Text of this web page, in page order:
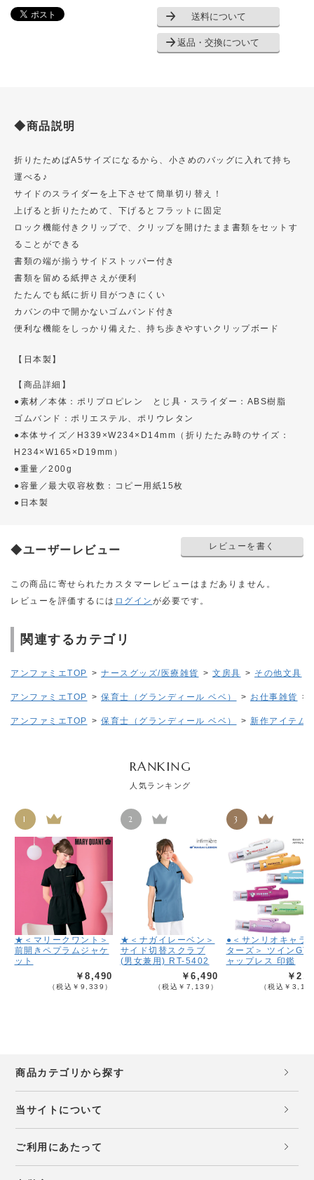
送料について
返品・交換について
◆商品説明
折りたためばA5サイズになるから、小さめのバッグに入れて持ち
運べる♪
サイドのスライダーを上下させて簡単切り替え！
上げると折りたためて、下げるとフラットに固定
ロック機能付きクリップで、クリップを開けたまま書類をセットす
ることができる
書類の端が揃うサイドストッパー付き
書類を留める紙押さえが便利
たたんでも紙に折り目がつきにくい
カバンの中で開かないゴムバンド付き
便利な機能をしっかり備えた、持ち歩きやすいクリップボード
【日本製】
【商品詳細】
●素材／本体：ポリプロピレン とじ具・スライダー：ABS樹脂
ゴムバンド：ポリエステル、ポリウレタン
●本体サイズ／H339×W234×D14mm（折りたたみ時のサイズ：
H234×W165×D19mm）
●重量／200g
●容量／最大収容枚数：コピー用紙15枚
●日本製
◆ユーザーレビュー レビューを書く
この商品に寄せられたカスタマーレビューはまだありません。
レビューを評価するには ログイン が必要です。
関連するカテゴリ
アンファミエTOP > ナースグッズ/医療雑貨 > 文房具 > その他文具
アンファミエTOP > 保育士（グランディール ベベ） > お仕事雑貨 >
アンファミエTOP > 保育士（グランディール ベベ） > 新作アイテム
RANKING
人気ランキング
1
★＜マリークワント＞
前開きペプラムジャケ
ット
￥8,490
（税込￥9,339）
2
★＜ナガイレーベン＞
サイド切替スクラブ
(男女兼用) RT-5402
￥6,490
（税込￥7,139）
3
●＜サンリオキャラ
ターズ＞ ツインGT
ャップレス 印鑑
￥
（税込￥
商品カテゴリから探す
当サイトについて
ご利用にあたって